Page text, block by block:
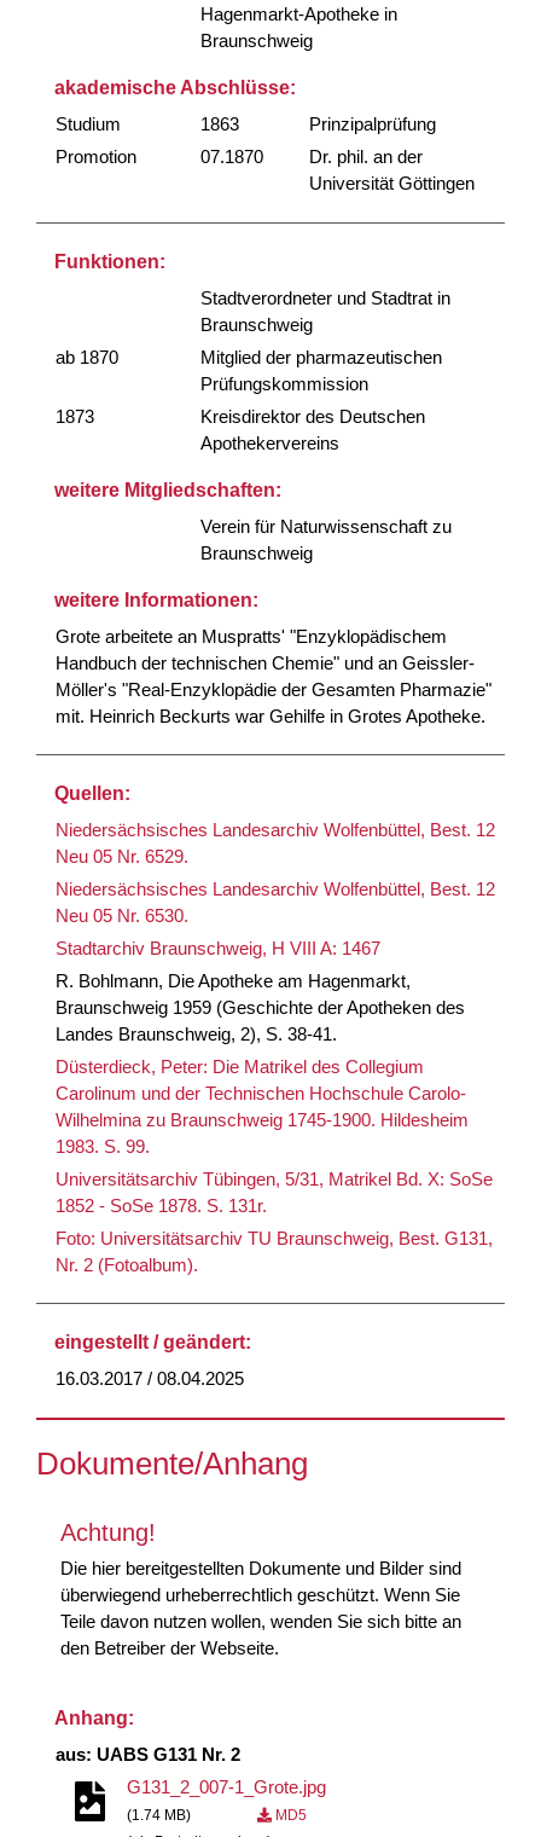
Hagenmarkt-Apotheke in
Braunschweig
akademische Abschlüsse:
Studium
1863
Prinzipalprüfung
Promotion
07.1870
Dr. phil. an der
Universität Göttingen
Funktionen:
Stadtverordneter und Stadtrat in
Braunschweig
ab 1870
Mitglied der pharmazeutischen
Prüfungskommission
1873
Kreisdirektor des Deutschen
Apothekervereins
weitere Mitgliedschaften:
Verein für Naturwissenschaft zu
Braunschweig
weitere Informationen:
Grote arbeitete an Muspratts' "Enzyklopädischem
Handbuch der technischen Chemie" und an Geissler-
Möller's "Real-Enzyklopädie der Gesamten Pharmazie"
mit. Heinrich Beckurts war Gehilfe in Grotes Apotheke.
Quellen:
Niedersächsisches Landesarchiv Wolfenbüttel, Best. 12
Neu 05 Nr. 6529.
Niedersächsisches Landesarchiv Wolfenbüttel, Best. 12
Neu 05 Nr. 6530.
Stadtarchiv Braunschweig, H VIII A: 1467
R. Bohlmann, Die Apotheke am Hagenmarkt,
Braunschweig 1959 (Geschichte der Apotheken des
Landes Braunschweig, 2), S. 38-41.
Düsterdieck, Peter: Die Matrikel des Collegium
Carolinum und der Technischen Hochschule Carolo-
Wilhelmina zu Braunschweig 1745-1900. Hildesheim
1983. S. 99.
Universitätsarchiv Tübingen, 5/31, Matrikel Bd. X: SoSe
1852 - SoSe 1878. S. 131r.
Foto: Universitätsarchiv TU Braunschweig, Best. G131,
Nr. 2 (Fotoalbum).
eingestellt / geändert:
16.03.2017 / 08.04.2025
Dokumente/Anhang
Achtung!
Die hier bereitgestellten Dokumente und Bilder sind
überwiegend urheberrechtlich geschützt. Wenn Sie
Teile davon nutzen wollen, wenden Sie sich bitte an
den Betreiber der Webseite.
Anhang:
aus: UABS G131 Nr. 2
G131_2_007-1_Grote.jpg
(1.74 MB)
MD5